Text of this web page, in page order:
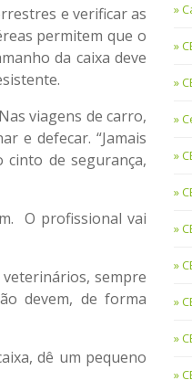
e verificar as
permitem que o
da caixa deve
viagens de carro,
e defecar. “Jamais
de segurança,
O profissional vai
sempre
devem, de forma
dê um pequeno